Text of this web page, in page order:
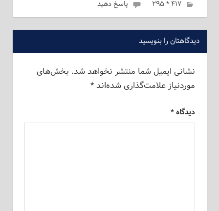
ژانویه 21, 2023
admin
۴۱۷ * ۲۹۵ پاسخ دهید
دیدگاهتان را بنویسید
نشانی ایمیل شما منتشر نخواهد شد. بخش‌های
موردنیاز علامت‌گذاری شده‌اند*
دیدگاه*